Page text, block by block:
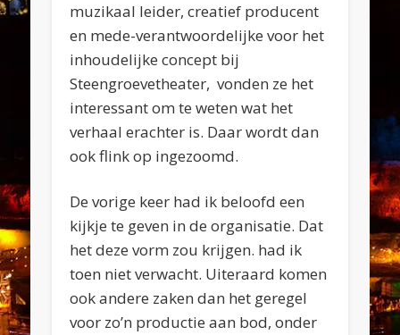
muzikaal leider, creatief producent
en mede-verantwoordelijke voor het
inhoudelijke concept bij
Steengroevetheater, vonden ze het
interessant om te weten wat het
verhaal erachter is. Daar wordt dan
ook flink op ingezoomd.
De vorige keer had ik beloofd een
kijkje te geven in de organisatie. Dat
het deze vorm zou krijgen. had ik
toen niet verwacht. Uiteraard komen
ook andere zaken dan het geregel
voor zo’n productie aan bod, onder